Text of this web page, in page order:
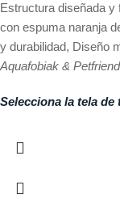
Estructura diseñada y
con espuma naranja
y durabilidad, Diseño
Aquafobiak &
Selecciona la tela de